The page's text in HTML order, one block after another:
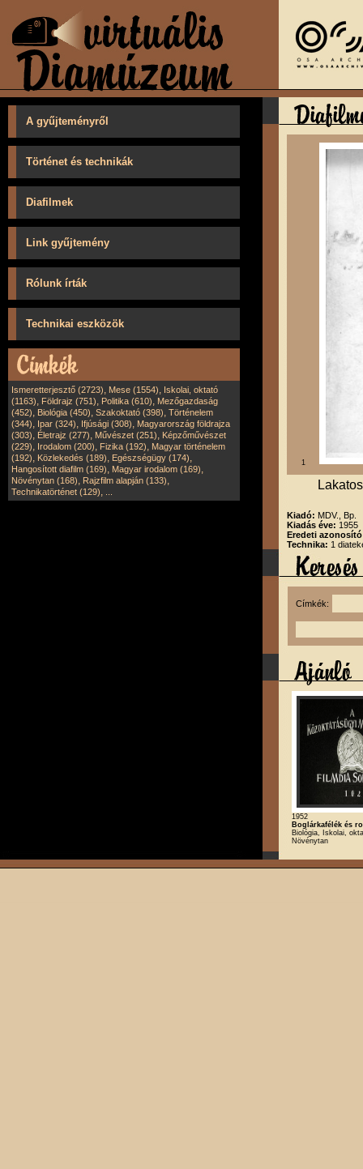
A gyűjteményről
Történet és technikák
Diafilmek
Link gyűjtemény
Rólunk írták
Technikai eszközök
Ismeretterjesztő (2723), Mese (1554), Iskolai, oktató
(1163), Földrajz (751), Politika (610), Mezőgazdaság
(452), Biológia (450), Szakoktató (398), Történelem
(344), Ipar (324), Ifjúsági (308), Magyarország földrajza
(303), Életrajz (277), Művészet (251), Képzőművészet
(229), Irodalom (200), Fizika (192), Magyar történelem
(192), Közlekedés (189), Egészségügy (174),
Hangosított diafilm (169), Magyar irodalom (169),
Növénytan (168), Rajzfilm alapján (133),
Technikatörténet (129),
1
Kiadó: MDV., Bp.
Kiadás éve: 1955
Eredeti
Technika: 1
Címkék:
1952
Boglárkafélék és
Biológia, Iskolai,
Növénytan